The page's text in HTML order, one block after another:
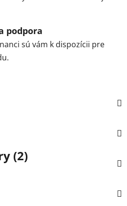
podpora
sú vám k dispozícii pre
(2)